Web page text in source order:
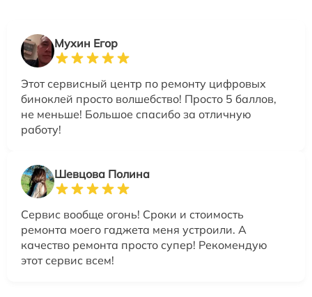
Мухин Егор
Этот сервисный центр по ремонту цифровых
биноклей просто волшебство! Просто 5 баллов,
не меньше! Большое спасибо за отличную
работу!
Шевцова Полина
Сервис вообще огонь! Сроки и стоимость
ремонта моего гаджета меня устроили. А
качество ремонта просто супер! Рекомендую
этот сервис всем!